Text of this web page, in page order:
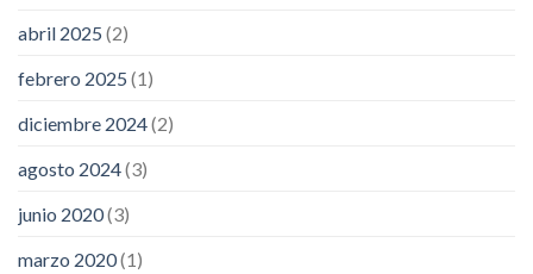
abril 2025 (2)
febrero 2025 (1)
diciembre 2024(2)
agosto 2024(3)
junio 2020(3)
marzo 2020(1)